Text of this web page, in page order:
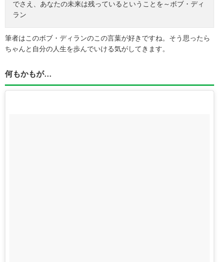
でさえ、あなたの未来は残っているということを～ボブ・ディ
ラン
筆者はこのボブ・ディランのこの言葉が好きですね。そう思ったら
ちゃんと自分の人生を歩んでいける気がしてきます。
何もかもが…